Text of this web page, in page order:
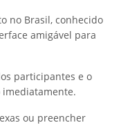
no Brasil, conhecido
amigável para
participantes e o
ou preencher